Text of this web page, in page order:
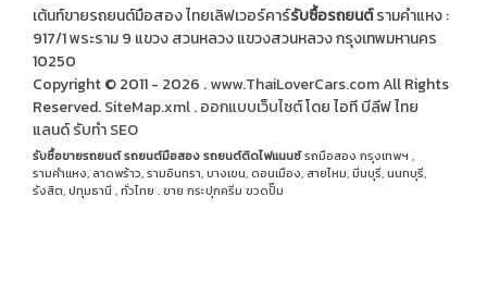
เต้นท์ขายรถยนต์มือสอง ไทยเลิฟเวอร์คาร์รับซื้อรถยนต์รามคำแหง :
917/1 พระราม 9 แขวง สวนหลวง แขวงสวนหลวง กรุงเทพมหานคร
10250
Copyright © 2011 - 2026 .www.ThaiLoverCars.comAll Rights
Reserved.SiteMap.xml.ออกแบบเว็บไซต์โดย ไอที บีลีฟ ไทย
แลนด์รับทำ SEO
รับซื้อขายรถยนต์รถยนต์มือสองรถยนต์ติดไฟแนนซ์รถมือสอง กรุงเทพฯ ,
รามคำแหง, ลาดพร้าว, รามอินทรา, บางเขน, ดอนเมือง, สายไหม, มีนบุรี, นนทบุรี,
รังสิต, ปทุมธานี , ทั่วไทย . ขาย กระปุกครีม ขวดปั๊ม